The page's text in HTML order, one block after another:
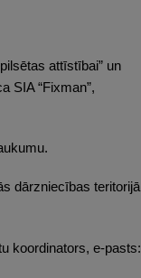
attīstībai” un
SIA “Fixman”,
dārzniecības teritorijā
koordinators, e-pasts: